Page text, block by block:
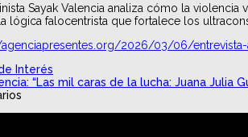
Sayak Valencia analiza cómo la violencia
lógica falocentrista que fortalece los
2026/03/06/
Interés
“Las mil caras de la lucha: Juana Julia